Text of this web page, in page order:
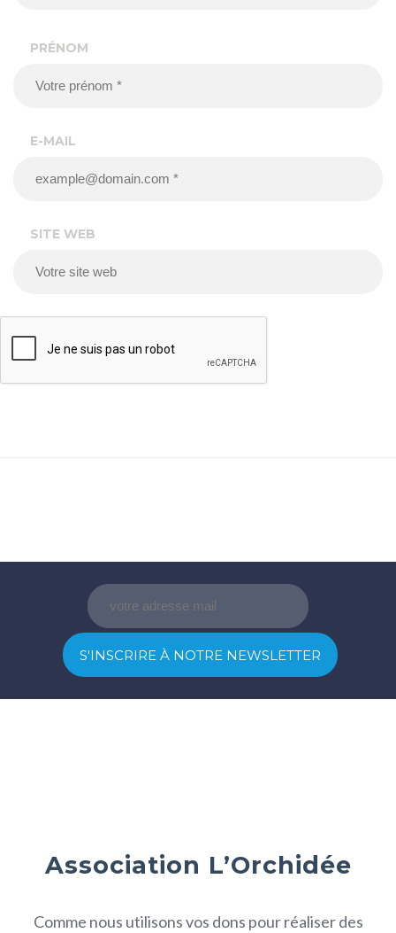
PRÉNOM
E-MAIL
SITE WEB
Association L’Orchidée
Comme nous utilisons vos dons pour réaliser des